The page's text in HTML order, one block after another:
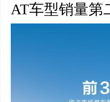
AT车型销量第